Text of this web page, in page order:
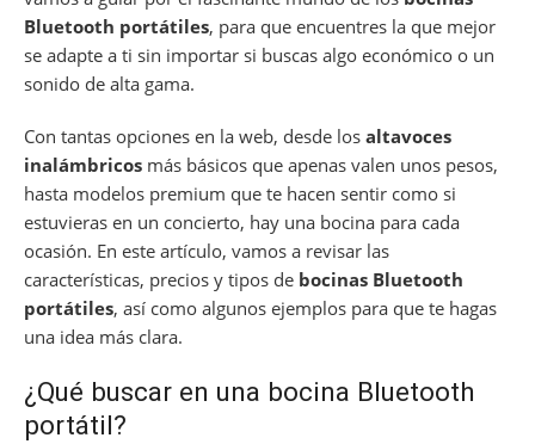
Bluetooth portátiles, para que encuentres la que mejor
se adapte a ti sin importar si buscas algo económico o un
sonido de alta gama.
Con tantas opciones en la web, desde los altavoces
inalámbricos más básicos que apenas valen unos pesos,
hasta modelos premium que te hacen sentir como si
estuvieras en un concierto, hay una bocina para cada
ocasión. En este artículo, vamos a revisar las
características, precios y tipos de bocinas Bluetooth
portátiles, así como algunos ejemplos para que te hagas
una idea más clara.
¿Qué buscar en una bocina Bluetooth
portátil?